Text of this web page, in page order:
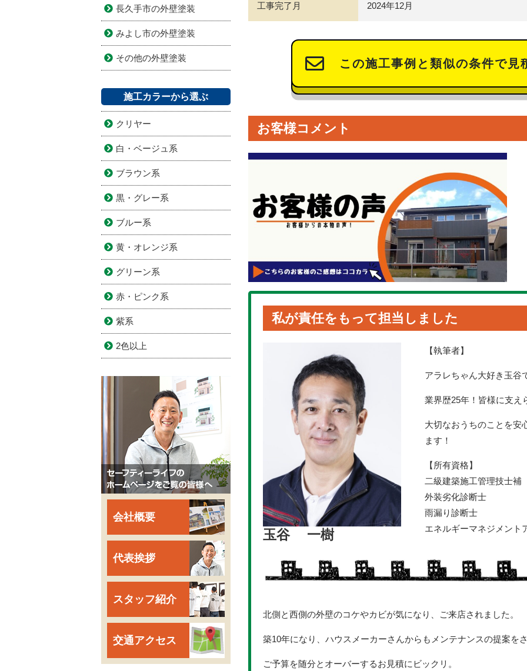
工事完了月 2024年12月
この施工事例と類似の条件で見
お客様コメント
私が責任をもって担当しました
玉谷 一樹
【執筆者】
アラレちゃん大好き玉谷
業界歴25年！皆様に支え
大切なおうちのことを安
ます！
【所有資格】
二級建築施工管理技士補
外装劣化診断士
雨漏り診断士
エネルギーマネジメント
北側と西側の外壁のコケやカビが気になり、ご来店されました。
築10年になり、ハウスメーカーさんからもメンテナンスの提案を
ご予算を随分とオーバーするお見積にビックリ。
長久手市の外壁塗装
みよし市の外壁塗装
その他の外壁塗装
施工カラーから選ぶ
クリヤー
白・ベージュ系
ブラウン系
黒・グレー系
ブルー系
黄・オレンジ系
グリーン系
赤・ピンク系
紫系
2色以上
会社概要
代表挨拶
スタッフ紹介
交通アクセス